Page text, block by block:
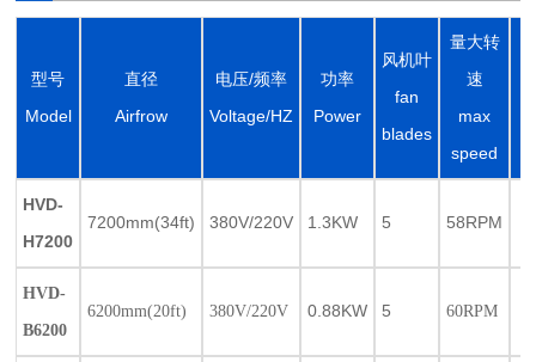
型号
Model
直径
Airfrow
电压/频率
Voltage/HZ
功率
Power
风机叶
fan
blades
量大转
速
max
speed
HVD-
H7200
7200mm(34ft) 380V/220V 1.3KW 5 58RPM
HVD-
B6200
6200mm(20ft) 380V/220V 0.88KW 5 60RPM